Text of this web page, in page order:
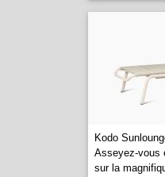
Kodo
Asseyez-vous
sur la